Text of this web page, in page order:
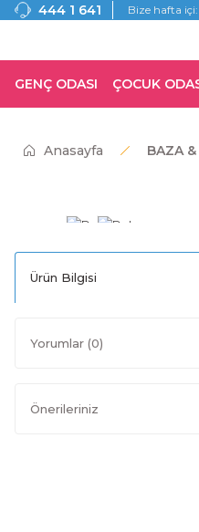
444 1 641 Bize hafta
GENÇ ODASI ÇOCUK
Anasayfa BAZA
Ürün Bilgisi
Yorumlar (0)
Önerileriniz